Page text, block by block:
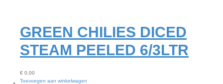
GREEN CHILIES DICED
STEAM PEELED 6/3LTR
€ 0,00
Toevoegen aan winkelwagen